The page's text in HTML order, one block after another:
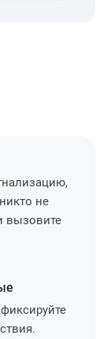
не
вызовите